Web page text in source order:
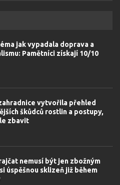
jak vypadala doprava a
Pamětníci získají 10/10
vytvořila přehled
škůdců rostlin a postupy,
zbavit
nemusí být jen zbožným
úspěšnou sklizeň již během